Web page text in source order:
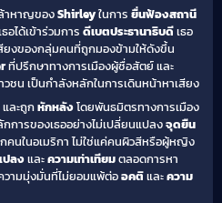
าหาญของShirleyในการ ยื่นฟ้องสถานี
อได้เข้าร่วมการ ดีเบตประธานาธิบดีเธอ
ยงของกลุ่มคนที่ถูกมองข้ามให้ดังขึ้น
ที่ปรึกษาทางการเมืองผู้ซื่อสัตย์ และ
วชน เป็นกำลังหลักในการเดินหน้าหาเสียง
และถูกหักหลังโดยพันธมิตรทางการเมือง
ารของเธออย่างไม่เปลี่ยนแปลงจุดยืน
คนในอเมริกา ไม่ใช่แค่คนผิวสีหรือผู้หญิง
ปลงและความเท่าเทียมตลอดการหา
วามมุ่งมั่นที่ไม่ยอมแพ้ต่ออคติและความ